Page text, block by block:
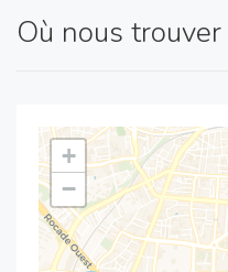
Où nous trouver
+
−